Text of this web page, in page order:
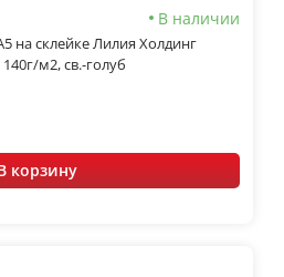
В наличии
на склейке Лилия Холдинг
м2, св.-голуб
корзину